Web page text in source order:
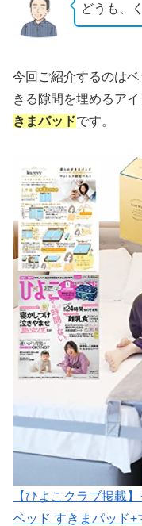
どうも、
今回ご紹介するのは
きる隙間を埋めるアイ
きまパッドです。
【ひよこクラブ掲載
ベッド すきまパッド+